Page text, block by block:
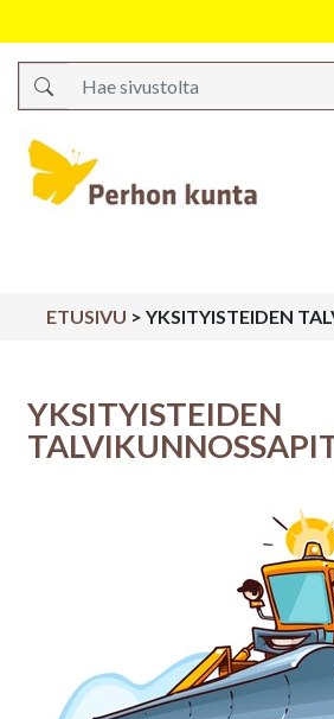
Päävalikko
ETUSIVU > YKSITYISTEIDEN
YKSITYISTEIDEN